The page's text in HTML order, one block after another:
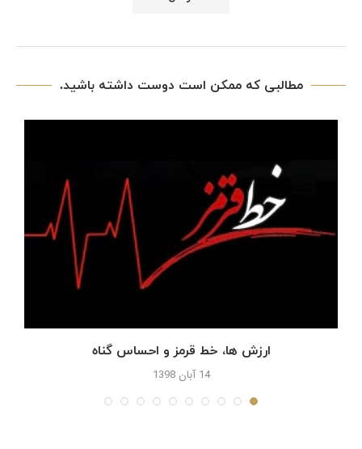
مطالبی که ممکن است دوست داشته باشید.
ارزش ها، خط قرمز و احساس گناه
14 آبان 1398